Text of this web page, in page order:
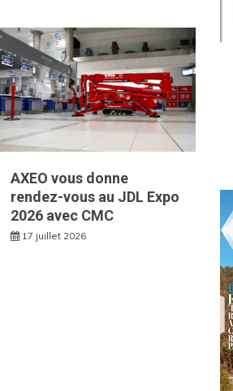
AXEO vous donne
rendez-vous au JDL Expo
2026 avec CMC
17 juillet 2026